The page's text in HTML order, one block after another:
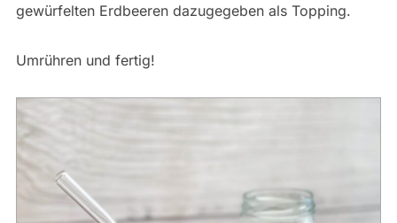
gewürfelten Erdbeeren dazugegeben als Topping.
Umrühren und fertig!